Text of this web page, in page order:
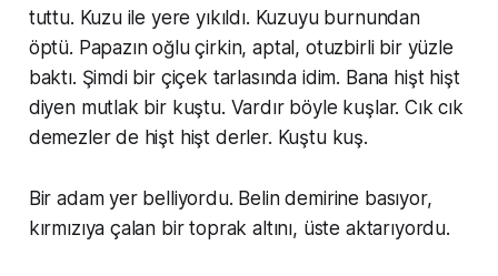
tuttu. Kuzu ile yere yıkıldı. Kuzuyu burnundan
öptü. Papazın oğlu çirkin, aptal, otuzbirli bir yüzle
baktı. Şimdi bir çiçek tarlasında idim. Bana hişt hişt
diyen mutlak bir kuştu. Vardır böyle kuşlar. Cık cık
demezler de hişt hişt derler. Kuştu kuş.
Bir adam yer belliyordu. Belin demirine basıyor,
kırmızıya çalan bir toprak altını, üste aktarıyordu.